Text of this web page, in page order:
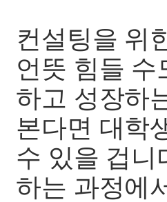
컨설팅을 위
언뜻 힘들 수
하고 성장하
본다면 대학
수 있을 겁니
하는 과정에